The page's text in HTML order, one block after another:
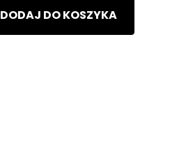
DODAJ DO KOSZYKA